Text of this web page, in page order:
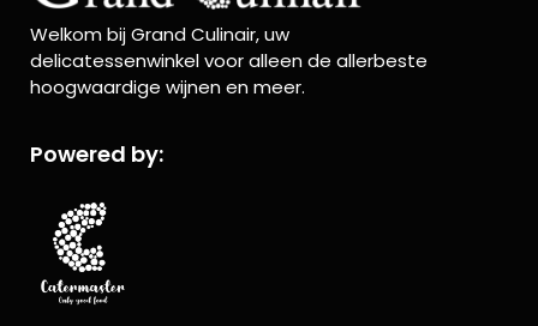
Welkom bij Grand Culinair, uw
delicatessenwinkel voor alleen de allerbeste
hoogwaardige wijnen en meer.
Powered by: